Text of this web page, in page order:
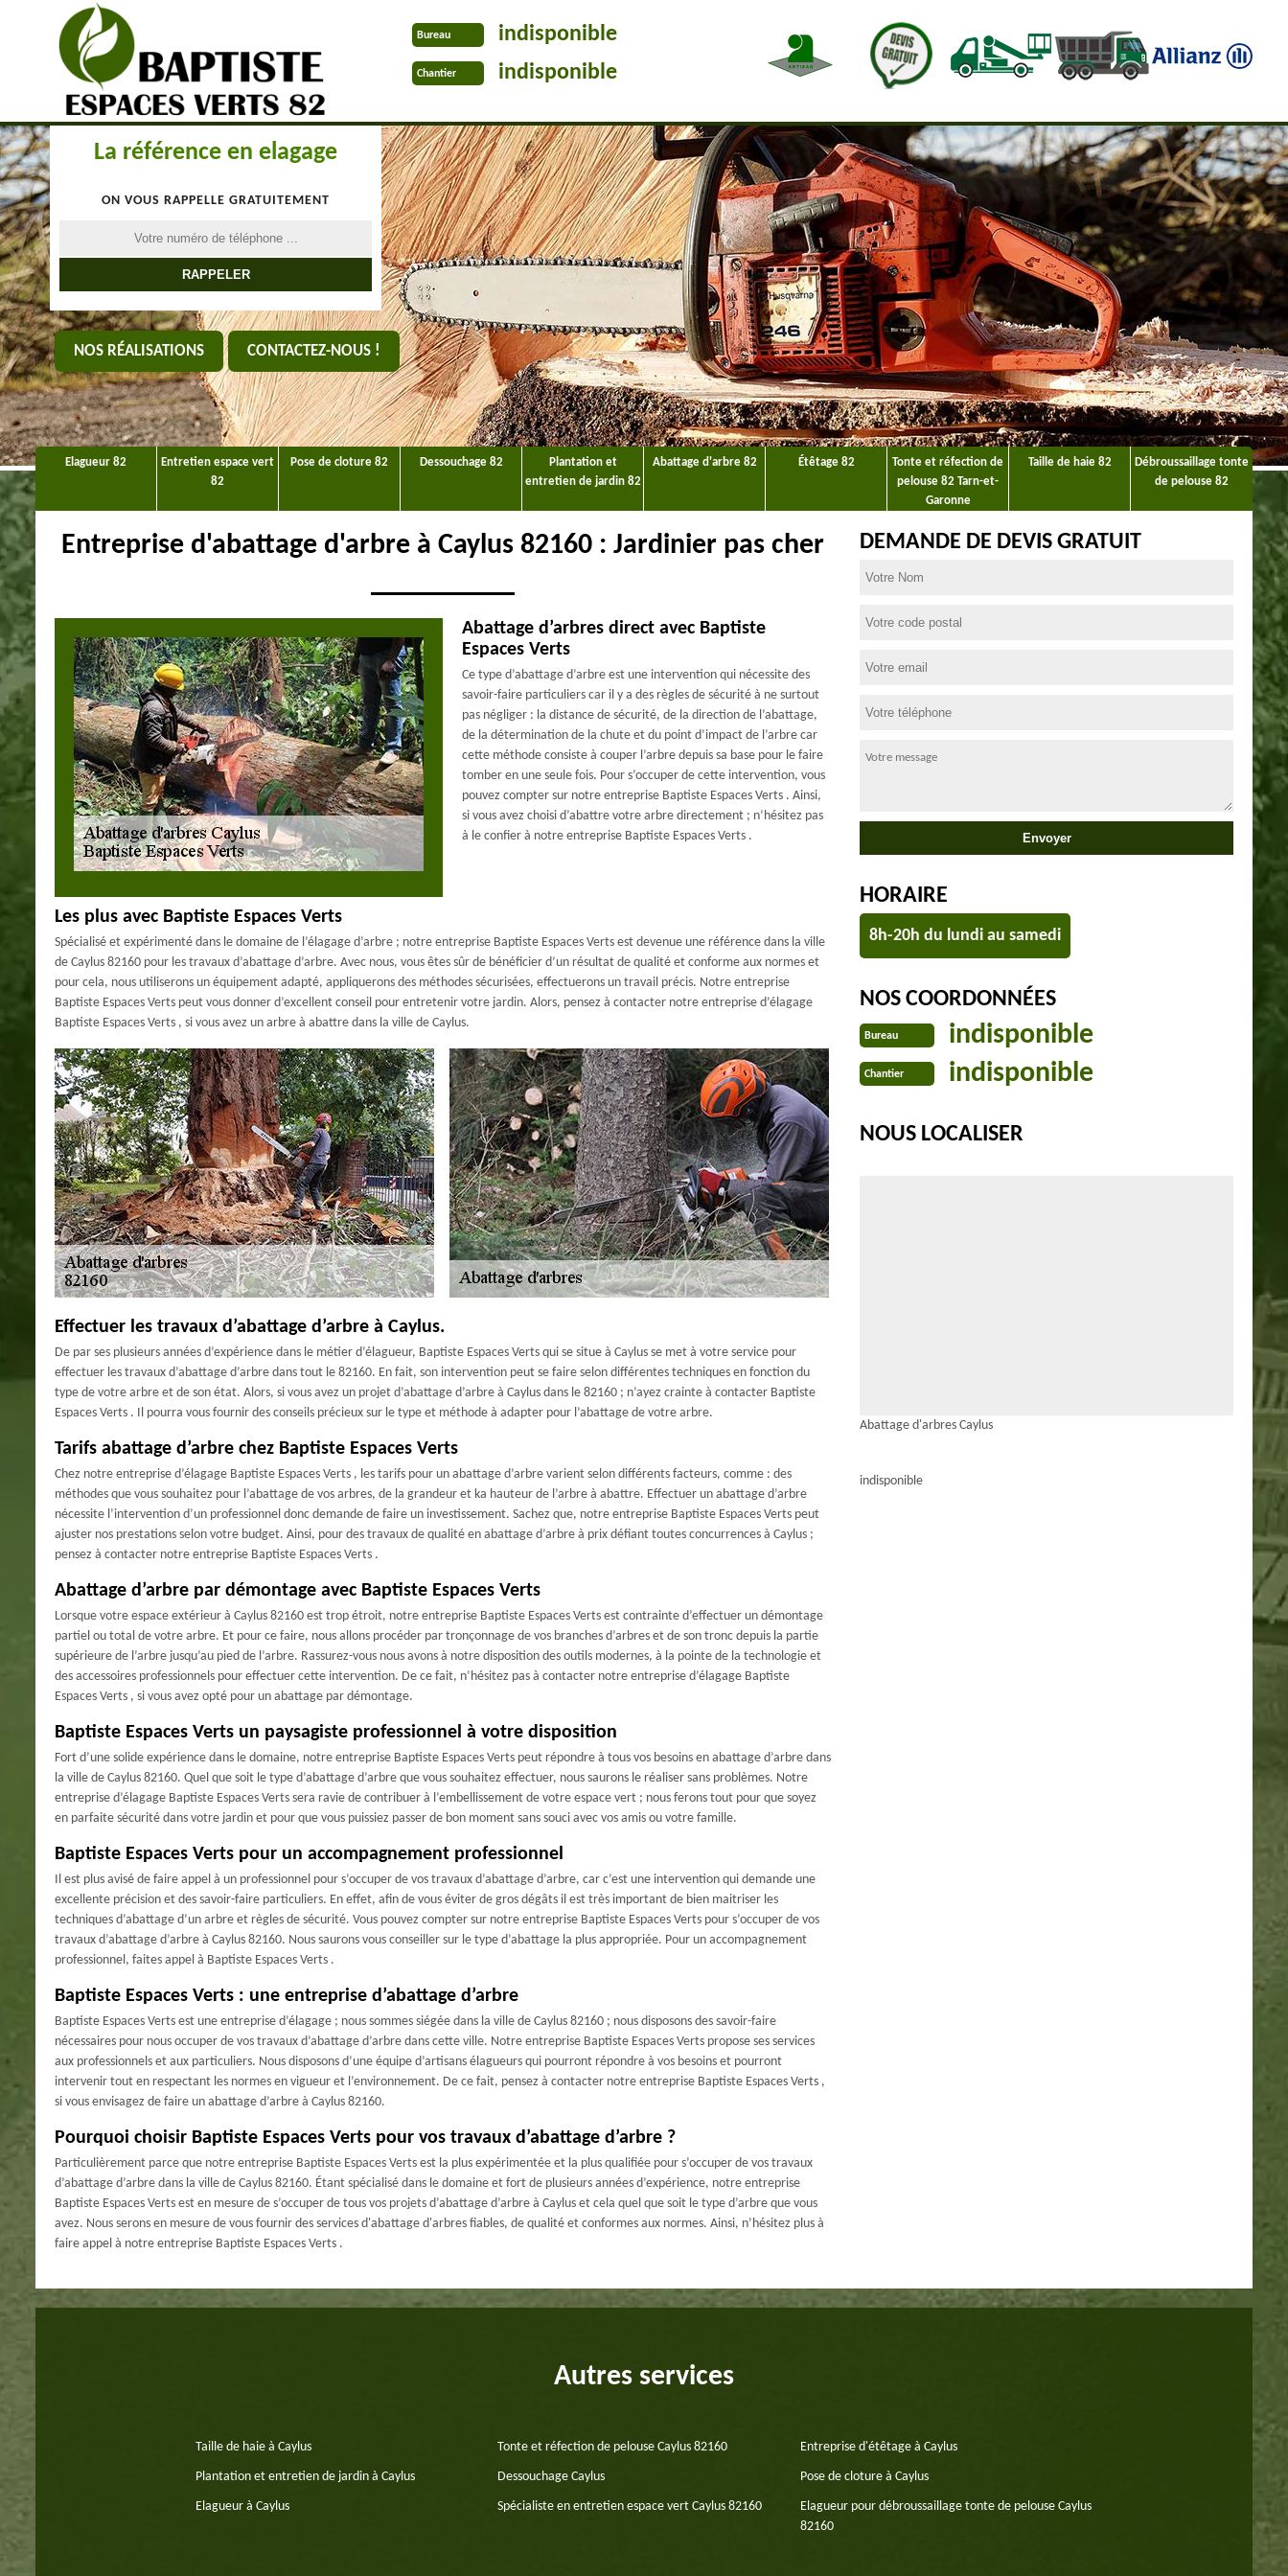
Bureau indisponible
Chantier indisponible
La référence en elagage
ON VOUS RAPPELLE GRATUITEMENT
NOS RÉALISATIONS CONTACTEZ-NOUS !
Elagueur 82
Entretien espace vert
82
Pose de cloture 82 Dessouchage 82
Plantation et
entretien de jardin 82
Abattage d'arbre 82 Étêtage 82
Tonte et réfection de
pelouse 82 Tarn-et-
Garonne
Taille de haie 82
Débroussaillage tonte
de pelouse 82
Entreprise d'abattage d'arbre à Caylus 82160 : Jardinier pas cher
Abattage d’arbres direct avec Baptiste
Espaces Verts
Ce type d’abattage d’arbre est une intervention qui nécessite des
savoir-faire particuliers car il y a des règles de sécurité à ne surtout
pas négliger : la distance de sécurité, de la direction de l’abattage,
de la détermination de la chute et du point d’impact de l’arbre car
cette méthode consiste à couper l’arbre depuis sa base pour le faire
tomber en une seule fois. Pour s’occuper de cette intervention, vous
pouvez compter sur notre entreprise Baptiste Espaces Verts . Ainsi,
si vous avez choisi d’abattre votre arbre directement ; n’hésitez pas
à le confier à notre entreprise Baptiste Espaces Verts .
Les plus avec Baptiste Espaces Verts
Spécialisé et expérimenté dans le domaine de l’élagage d’arbre ; notre entreprise Baptiste Espaces Verts est devenue une référence dans la ville
de Caylus 82160 pour les travaux d’abattage d’arbre. Avec nous, vous êtes sûr de bénéficier d’un résultat de qualité et conforme aux normes et
pour cela, nous utiliserons un équipement adapté, appliquerons des méthodes sécurisées, effectuerons un travail précis. Notre entreprise
Baptiste Espaces Verts peut vous donner d’excellent conseil pour entretenir votre jardin. Alors, pensez à contacter notre entreprise d’élagage
Baptiste Espaces Verts , si vous avez un arbre à abattre dans la ville de Caylus.
Effectuer les travaux d’abattage d’arbre à Caylus.
De par ses plusieurs années d’expérience dans le métier d’élagueur, Baptiste Espaces Verts qui se situe à Caylus se met à votre service pour
effectuer les travaux d’abattage d’arbre dans tout le 82160. En fait, son intervention peut se faire selon différentes techniques en fonction du
type de votre arbre et de son état. Alors, si vous avez un projet d’abattage d’arbre à Caylus dans le 82160 ; n’ayez crainte à contacter Baptiste
Espaces Verts . Il pourra vous fournir des conseils précieux sur le type et méthode à adapter pour l’abattage de votre arbre.
Tarifs abattage d’arbre chez Baptiste Espaces Verts
Chez notre entreprise d’élagage Baptiste Espaces Verts , les tarifs pour un abattage d’arbre varient selon différents facteurs, comme : des
méthodes que vous souhaitez pour l’abattage de vos arbres, de la grandeur et ka hauteur de l’arbre à abattre. Effectuer un abattage d’arbre
nécessite l’intervention d’un professionnel donc demande de faire un investissement. Sachez que, notre entreprise Baptiste Espaces Verts peut
ajuster nos prestations selon votre budget. Ainsi, pour des travaux de qualité en abattage d’arbre à prix défiant toutes concurrences à Caylus ;
pensez à contacter notre entreprise Baptiste Espaces Verts .
Abattage d’arbre par démontage avec Baptiste Espaces Verts
Lorsque votre espace extérieur à Caylus 82160 est trop étroit, notre entreprise Baptiste Espaces Verts est contrainte d’effectuer un démontage
partiel ou total de votre arbre. Et pour ce faire, nous allons procéder par tronçonnage de vos branches d’arbres et de son tronc depuis la partie
supérieure de l’arbre jusqu’au pied de l’arbre. Rassurez-vous nous avons à notre disposition des outils modernes, à la pointe de la technologie et
des accessoires professionnels pour effectuer cette intervention. De ce fait, n’hésitez pas à contacter notre entreprise d’élagage Baptiste
Espaces Verts , si vous avez opté pour un abattage par démontage.
Baptiste Espaces Verts un paysagiste professionnel à votre disposition
Fort d’une solide expérience dans le domaine, notre entreprise Baptiste Espaces Verts peut répondre à tous vos besoins en abattage d’arbre dans
la ville de Caylus 82160. Quel que soit le type d’abattage d’arbre que vous souhaitez effectuer, nous saurons le réaliser sans problèmes. Notre
entreprise d’élagage Baptiste Espaces Verts sera ravie de contribuer à l’embellissement de votre espace vert ; nous ferons tout pour que soyez
en parfaite sécurité dans votre jardin et pour que vous puissiez passer de bon moment sans souci avec vos amis ou votre famille.
Baptiste Espaces Verts pour un accompagnement professionnel
Il est plus avisé de faire appel à un professionnel pour s’occuper de vos travaux d’abattage d’arbre, car c’est une intervention qui demande une
excellente précision et des savoir-faire particuliers. En effet, afin de vous éviter de gros dégâts il est très important de bien maitriser les
techniques d’abattage d’un arbre et règles de sécurité. Vous pouvez compter sur notre entreprise Baptiste Espaces Verts pour s’occuper de vos
travaux d’abattage d’arbre à Caylus 82160. Nous saurons vous conseiller sur le type d’abattage la plus appropriée. Pour un accompagnement
professionnel, faites appel à Baptiste Espaces Verts .
Baptiste Espaces Verts : une entreprise d’abattage d’arbre
Baptiste Espaces Verts est une entreprise d’élagage ; nous sommes siégée dans la ville de Caylus 82160 ; nous disposons des savoir-faire
nécessaires pour nous occuper de vos travaux d’abattage d’arbre dans cette ville. Notre entreprise Baptiste Espaces Verts propose ses services
aux professionnels et aux particuliers. Nous disposons d’une équipe d’artisans élagueurs qui pourront répondre à vos besoins et pourront
intervenir tout en respectant les normes en vigueur et l’environnement. De ce fait, pensez à contacter notre entreprise Baptiste Espaces Verts ,
si vous envisagez de faire un abattage d’arbre à Caylus 82160.
Pourquoi choisir Baptiste Espaces Verts pour vos travaux d’abattage d’arbre ?
Particulièrement parce que notre entreprise Baptiste Espaces Verts est la plus expérimentée et la plus qualifiée pour s’occuper de vos travaux
d’abattage d’arbre dans la ville de Caylus 82160. Étant spécialisé dans le domaine et fort de plusieurs années d’expérience, notre entreprise
Baptiste Espaces Verts est en mesure de s’occuper de tous vos projets d’abattage d’arbre à Caylus et cela quel que soit le type d’arbre que vous
avez. Nous serons en mesure de vous fournir des services d'abattage d'arbres fiables, de qualité et conformes aux normes. Ainsi, n’hésitez plus à
faire appel à notre entreprise Baptiste Espaces Verts .
DEMANDE DE DEVIS GRATUIT
HORAIRE
8h-20h du lundi au samedi
NOS COORDONNÉES
Bureau indisponible
Chantier indisponible
NOUS LOCALISER
Abattage d'arbres Caylus
indisponible
Autres services
Taille de haie à Caylus Tonte et réfection de pelouse Caylus 82160 Entreprise d'étêtage à Caylus
Plantation et entretien de jardin à Caylus Dessouchage Caylus Pose de cloture à Caylus
Elagueur à Caylus Spécialiste en entretien espace vert Caylus 82160
Elagueur pour débroussaillage tonte de pelouse Caylus
82160